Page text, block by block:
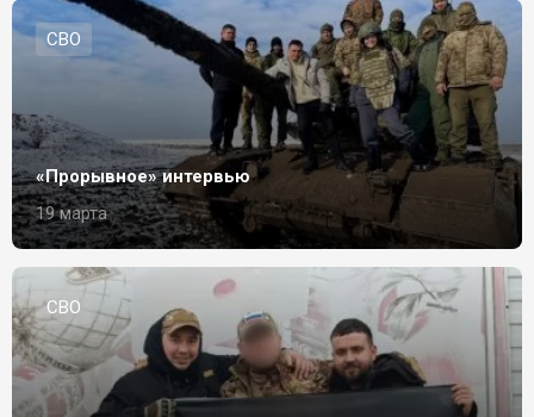
СВО
«Прорывное» интервью
19 марта
СВО